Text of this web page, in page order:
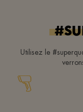
Utilisez le